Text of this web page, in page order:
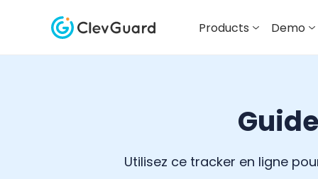
Products Demo
Utilisez ce tracker en ligne